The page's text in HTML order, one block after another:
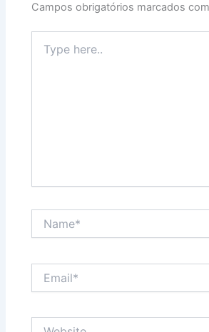
Campos obrigatórios marcados com
here..